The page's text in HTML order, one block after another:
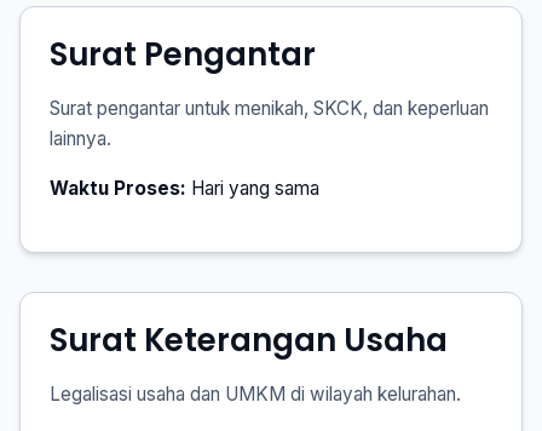
Surat Pengantar
Surat pengantar untuk menikah, SKCK, dan keperluan
lainnya.
Waktu Proses: Hari yang sama
Surat Keterangan Usaha
Legalisasi usaha dan UMKM di wilayah kelurahan.